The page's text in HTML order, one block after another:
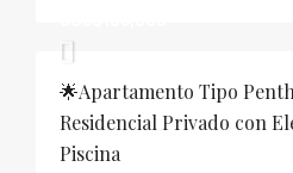
🌟Apartamento Tipo
Residencial Privado con
Piscina